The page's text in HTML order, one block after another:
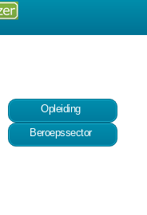
Opleiding
Beroepssector